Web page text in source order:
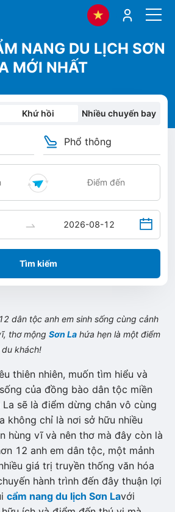
NANG DU LỊCH SƠN
MỚI NHẤT
Khứ hồi Nhiều chuyến bay
Phổ thông
Tìm kiếm
dân tộc anh em sinh sống cùng cảnh
thơ mộng Sơn La hứa hẹn là một điểm
du khách!
thiên nhiên, muốn tìm hiểu và
của đồng bào dân tộc miền
La sẽ là điểm dừng chân vô cùng
không chỉ là nơi sở hữu nhiều
hùng vĩ và nên thơ mà đây còn là
12 anh em dân tộc, một mảnh
giá trị truyền thống văn hóa
hành trình đến đây thuận lợi
cẩm nang du lịch Sơn Lavới